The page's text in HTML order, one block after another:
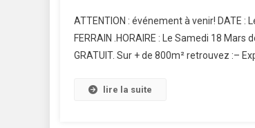
ATTENTION : événement à venir! DATE :
FERRAIN .HORAIRE : Le Samedi 18
GRATUIT. Sur + de 800m² retrouvez :–
lire la suite